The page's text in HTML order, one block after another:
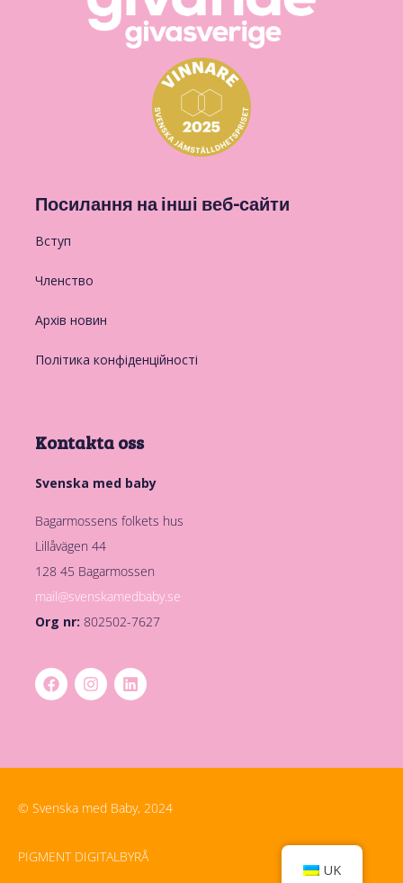
Посилання на інші веб-сайти
Вступ
Членство
Архів новин
Політика конфіденційності
Kontakta oss
Svenska med baby
Bagarmossens folkets hus
Lillåvägen 44
128 45 Bagarmossen
mail@svenskamedbaby.se
Org nr: 802502-7627
© Svenska med Baby, 2024
PIGMENT DIGITALBYRÅ
UK